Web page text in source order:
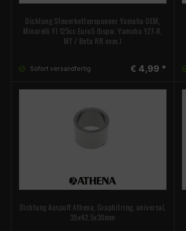
Dichtung Steuerkettenspanner Yamaha OEM,
Minarelli YI 125cc Euro5 (bspw. Yamaha YZF-R,
MT / Beta RR uvm.)
Sofort versandfertig € 4,99 *
Dichtung Auspuff Athena, Graphitring, universal,
35x42.5x30mm